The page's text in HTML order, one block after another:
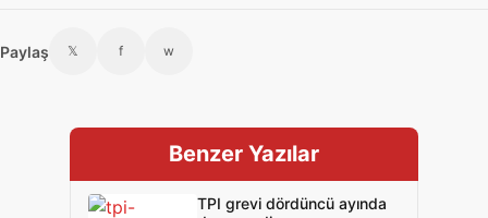
Paylaş 𝕏 f w
Benzer Yazılar
TPI grevi dördüncü ayında